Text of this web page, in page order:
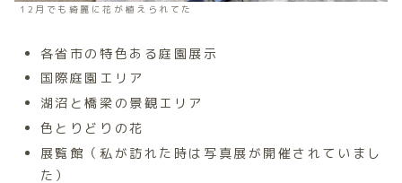
12月でも綺麗に花が植えられてた
各省市の特色ある庭園展示
国際庭園エリア
湖沼と橋梁の景観エリア
色とりどりの花
展覧館（私が訪れた時は写真展が開催されていまし
た）